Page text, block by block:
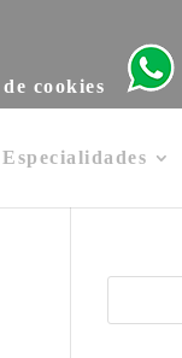
cookies
Especialidades